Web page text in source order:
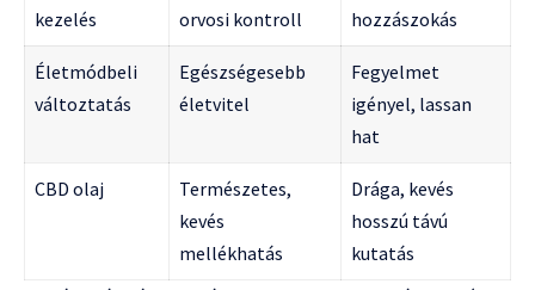
kezelés
orvosi kontroll
hozzászokás
Életmódbeli
változtatás
Egészségesebb
életvitel
Fegyelmet
igényel, lassan
hat
CBD olaj
Természetes,
kevés
mellékhatás
Drága, kevés
hosszú távú
kutatás